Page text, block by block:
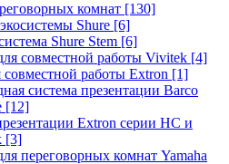
комнат [130]
Shure [6]
Shure Stem [6]
совместной работы Vivitek [4]
работы Extron [1]
система презентации Barco
[12]
Extron серии HC и
[3]
переговорных комнат Yamaha